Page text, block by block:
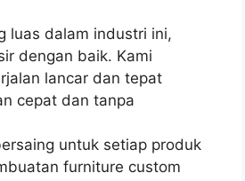
luas dalam industri ini,
dengan baik. Kami
lancar dan tepat
cepat dan tanpa
untuk setiap produk
furniture custom